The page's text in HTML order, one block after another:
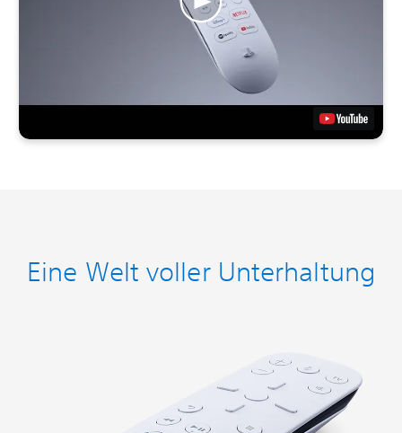
Eine Welt voller Unterhaltung